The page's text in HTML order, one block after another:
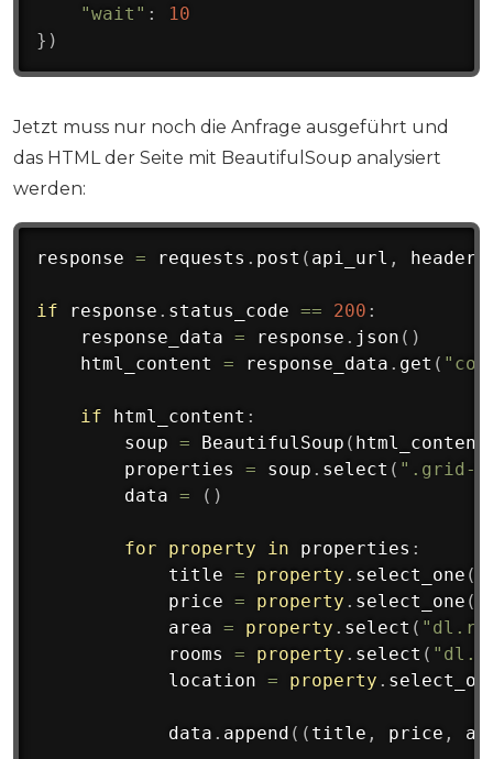
"wait" :
10
} )
Jetzt muss nur noch die Anfrage ausgeführt und
das HTML der Seite mit BeautifulSoup analysiert
werden:
response = requests . post ( api_url , headers
if response . status_code == 200 :
    response_data
= response . json ( )
    html_content
= response_data . get (
if html_content :
        soup
= BeautifulSoup ( html_content
        properties
= soup . select ( ".grid-
        data
= ( )
for property in properties :
            title
= property . select_one (
            price
= property . select_one (
            area
= property . select (
            rooms
= property . select (
            location
= property .
            data
. append ( ( title , price ,